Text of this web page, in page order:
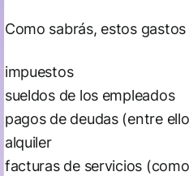
Como sabrás, estos
impuestos
sueldos de los empleados
pagos de deudas (entre
alquiler
facturas de servicios